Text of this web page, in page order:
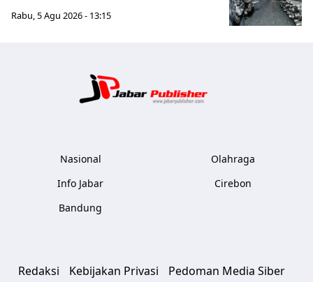
Rabu, 5 Agu 2026 - 13:15
Nasional
Info Jabar
Bandung
Olahraga
Cirebon
Redaksi Kebijakan Privasi Pedoman Media Siber